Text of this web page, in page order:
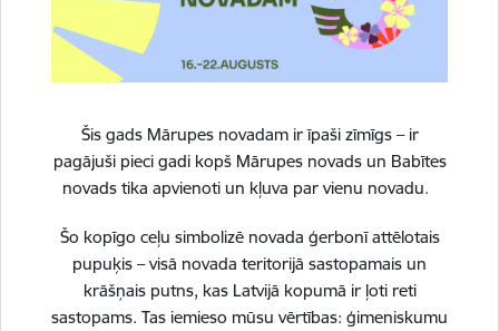
Šis gads Mārupes novadam ir īpaši zīmīgs – ir
pagājuši pieci gadi kopš Mārupes novads un Babītes
novads tika apvienoti un kļuva par vienu novadu.
Šo kopīgo ceļu simbolizē novada ģerbonī attēlotais
pupuķis – visā novada teritorijā sastopamais un
krāšņais putns, kas Latvijā kopumā ir ļoti reti
sastopams. Tas iemieso mūsu vērtības: ģimeniskumu
Vai šī informācija bija noderīga?
Sniegt atsauksmi
Esi pirmais, kurš uzzina!
Piesakies jaunumu saņemšanai savā e-pastā.